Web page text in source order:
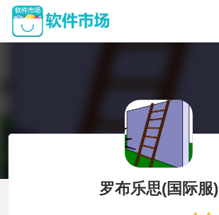
罗布乐思(国际服)